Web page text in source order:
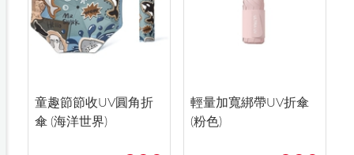
童趣節節收UV圓角折
傘 (海洋世界)
輕量加寬綁帶UV折傘
(粉色)